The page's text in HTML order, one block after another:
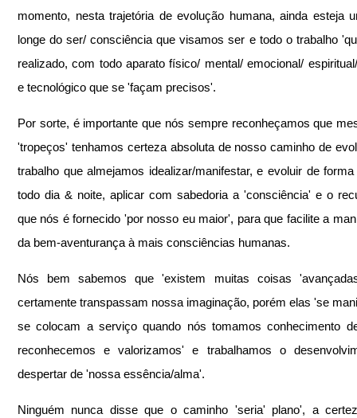
momento, nesta trajetória de evolução humana, ainda esteja
longe do ser/ consciência que visamos ser e todo o trabalho
realizado, com todo aparato físico/ mental/ emocional/
e tecnológico que se 'façam precisos'.
Por sorte, é importante que nós sempre reconheçamos que
'tropeços' tenhamos certeza absoluta de nosso caminho de
trabalho que almejamos idealizar/manifestar, e evoluir de
todo dia & noite, aplicar com sabedoria a 'consciência' e o
que nós é fornecido 'por nosso eu maior', para que facilite a
da bem-aventurança à mais consciências humanas.
Nós bem sabemos que 'existem muitas coisas
certamente transpassam nossa imaginação, porém elas 'se
se colocam a serviço quando nós tomamos conhecimento
reconhecemos e valorizamos' e trabalhamos o
despertar de 'nossa essência/alma'.
Ninguém nunca disse que o caminho 'seria' plano', a